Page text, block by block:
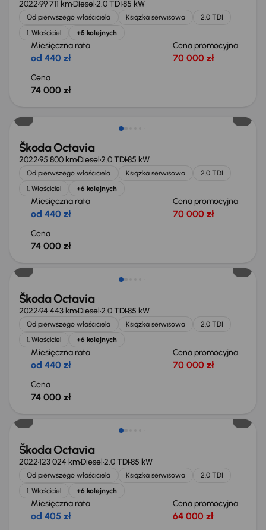
202299 711 kmDiesel2.0 TDI85 kW
Od pierwszego właściciela Książka serwisowa
2.0 TDI
1. Właściciel
+5 kolejnych
Miesięczna rata
od 440 zł
Cena promocyjna
70 000 zł
Cena
74 000 zł
Škoda Octavia
202295 800 kmDiesel2.0 TDI85 kW
Od pierwszego właściciela Książka serwisowa
2.0 TDI
1. Właściciel
+6 kolejnych
Miesięczna rata
od 440 zł
Cena promocyjna
70 000 zł
Cena
74 000 zł
Škoda Octavia
202294 443 kmDiesel2.0 TDI85 kW
Od pierwszego właściciela Książka serwisowa
2.0 TDI
1. Właściciel
+6 kolejnych
Miesięczna rata
od 440 zł
Cena promocyjna
70 000 zł
Cena
74 000 zł
Škoda Octavia
2022123 024 kmDiesel2.0 TDI85 kW
Od pierwszego właściciela Książka serwisowa
2.0 TDI
1. Właściciel
+6 kolejnych
Miesięczna rata
od 405 zł
Cena promocyjna
64 000 zł